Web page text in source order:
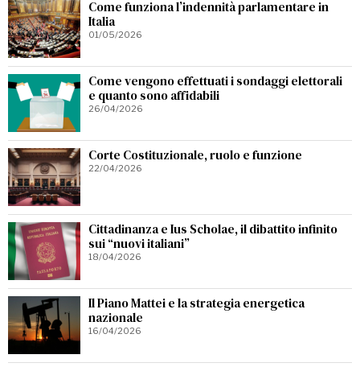
Come funziona l’indennità parlamentare in
Italia
01/05/2026
Come vengono effettuati i sondaggi elettorali
e quanto sono affidabili
26/04/2026
Corte Costituzionale, ruolo e funzione
22/04/2026
Cittadinanza e Ius Scholae, il dibattito infinito
sui “nuovi italiani”
18/04/2026
Il Piano Mattei e la strategia energetica
nazionale
16/04/2026